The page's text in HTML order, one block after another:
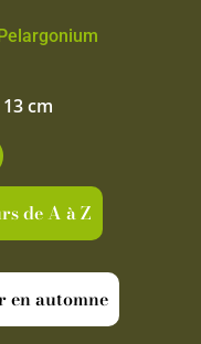
cm
de A à Z
en automne